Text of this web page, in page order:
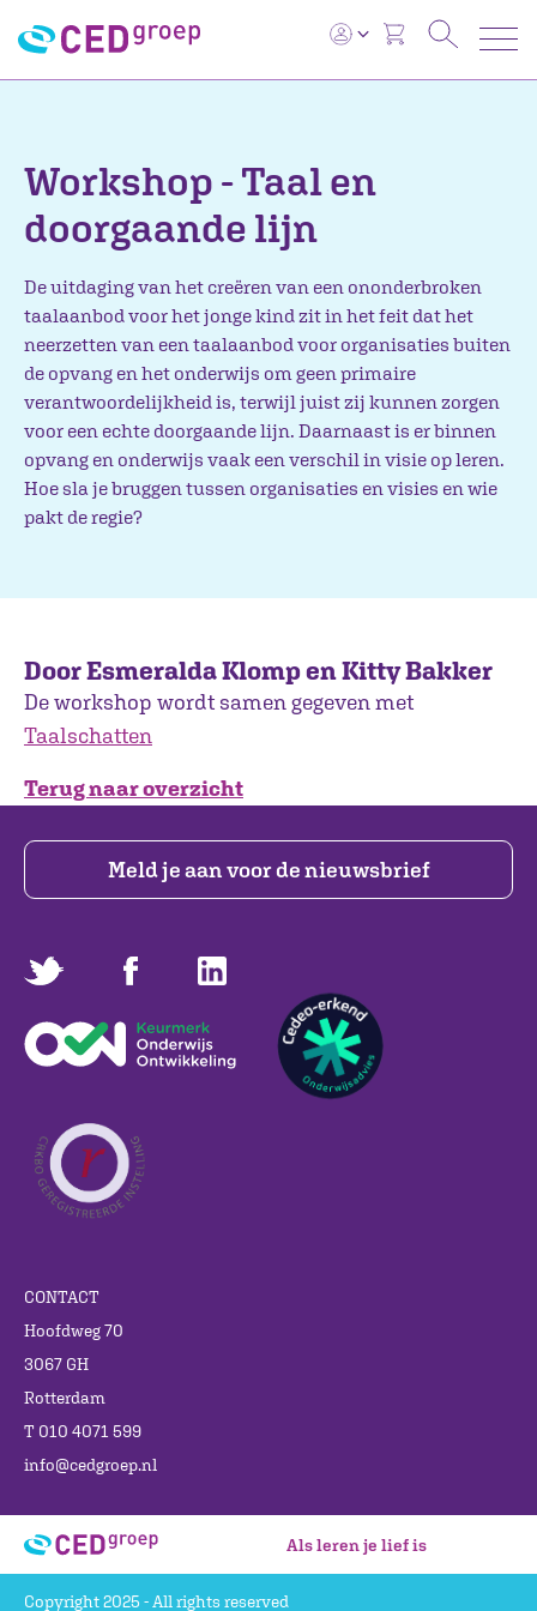
Workshop - Taal en
doorgaande lijn
De uitdaging van het creëren van een ononderbroken
taalaanbod voor het jonge kind zit in het feit dat het
neerzetten van een taalaanbod voor organisaties buiten
de opvang en het onderwijs om geen primaire
verantwoordelijkheid is, terwijl juist zij kunnen zorgen
voor een echte doorgaande lijn. Daarnaast is er binnen
opvang en onderwijs vaak een verschil in visie op leren.
Hoe sla je bruggen tussen organisaties en visies en wie
pakt de regie?
Door Esmeralda Klomp en Kitty Bakker
De workshop wordt samen gegeven met
Taalschatten
Terug naar overzicht
Meld je aan voor de nieuwsbrief
CONTACT
Hoofdweg 70
3067 GH
Rotterdam
T 010 4071 599
info@cedgroep.nl
Als leren je lief is
Copyright 2025 - All rights reserved